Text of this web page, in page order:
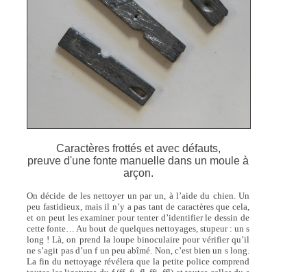
Caractères frottés et avec défauts,
preuve d'une fonte manuelle dans un moule à
arçon.
On décide de les nettoyer un par un, à l’aide du chien. Un
peu fastidieux, mais il n’y a pas tant de caractères que cela,
et on peut les examiner pour tenter d’identifier le dessin de
cette fonte… Au bout de quelques nettoyages, stupeur : un s
long ! Là, on prend la loupe binoculaire pour vérifier qu’il
ne s’agit pas d’un f un peu abîmé. Non, c’est bien un s long.
La fin du nettoyage révélera que la petite police comprend